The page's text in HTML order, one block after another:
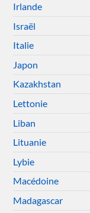
Irlande
Israël
Italie
Japon
Kazakhstan
Lettonie
Liban
Lituanie
Lybie
Macédoine
Madagascar